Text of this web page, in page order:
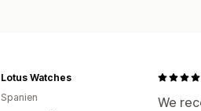
We
Lotus Watches
Spanien